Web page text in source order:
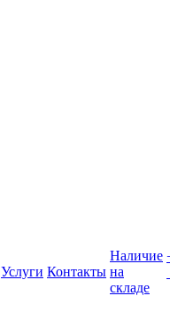
Услуги Контакты
Наличие
на
складе